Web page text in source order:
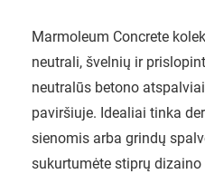
Marmoleum Concrete
neutrali, švelnių ir
neutralūs betono
paviršiuje. Idealiai tinka
sienomis arba grindų
sukurtumėte stiprų dizaino